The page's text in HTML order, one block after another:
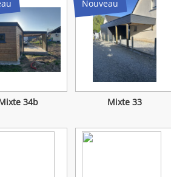
34b
Nouveau
Mixte 33